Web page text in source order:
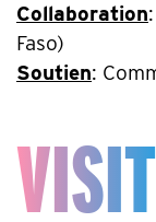
Collaboration
Faso)
Soutien: